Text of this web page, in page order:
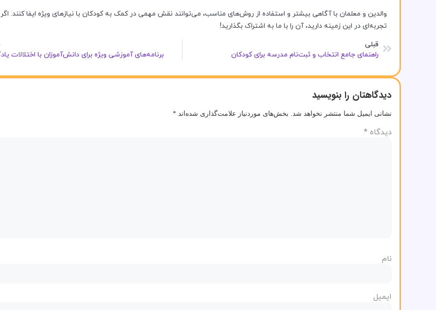
والدین و معلمان با آگاهی بیشتر و استفاده از روش‌های مناسب، می‌توانند نقش مهمی در کمک به کودکان با نیازهای ویژه ایفا کنند. اگر
تجربه‌ای در این زمینه دارید، آن را با ما به اشتراک بگذارید!
قبلی
راهنمای جامع انتخاب و ثبت‌نام مدرسه برای کودکان
برنامه‌های آموزشی ویژه برای دانش‌آموزان با اختلالات
دیدگاهتان را بنویسید
نشانی ایمیل شما منتشر نخواهد شد. بخش‌های موردنیاز علامت‌گذاری شده‌اند *
دیدگاه *
نام
ایمیل